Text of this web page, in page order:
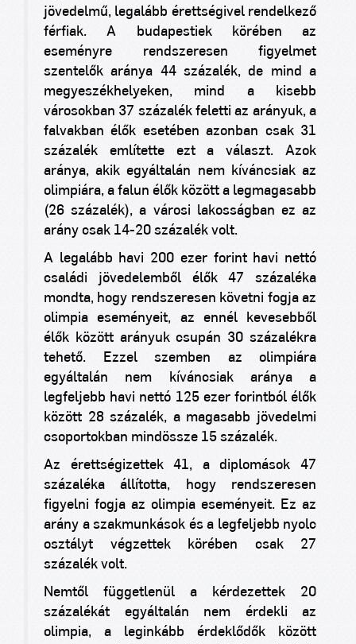
jövedelmű, legalább érettségivel rendelkező
férfiak. A budapestiek körében az
eseményre rendszeresen figyelmet
szentelők aránya 44 százalék, de mind a
megyeszékhelyeken, mind a kisebb
városokban 37 százalék feletti az arányuk, a
falvakban élők esetében azonban csak 31
százalék említette ezt a választ. Azok
aránya, akik egyáltalán nem kíváncsiak az
olimpiára, a falun élők között a legmagasabb
(26 százalék), a városi lakosságban ez az
arány csak 14-20 százalék volt.
A legalább havi 200 ezer forint havi nettó
családi jövedelemből élők 47 százaléka
mondta, hogy rendszeresen követni fogja az
olimpia eseményeit, az ennél kevesebből
élők között arányuk csupán 30 százalékra
tehető. Ezzel szemben az olimpiára
egyáltalán nem kíváncsiak aránya a
legfeljebb havi nettó 125 ezer forintból élők
között 28 százalék, a magasabb jövedelmi
csoportokban mindössze 15 százalék.
Az érettségizettek41, adiplomások 47
százaléka állította, hogy rendszeresen
figyelni fogja az olimpia eseményeit. Ez az
arány a szakmunkások és a legfeljebb nyolc
osztályt végzettek körében csak 27
százalék volt.
Nemtől függetlenül a kérdezettek 20
százalékát egyáltalán nem érdekli az
olimpia, a leginkább érdeklődők között